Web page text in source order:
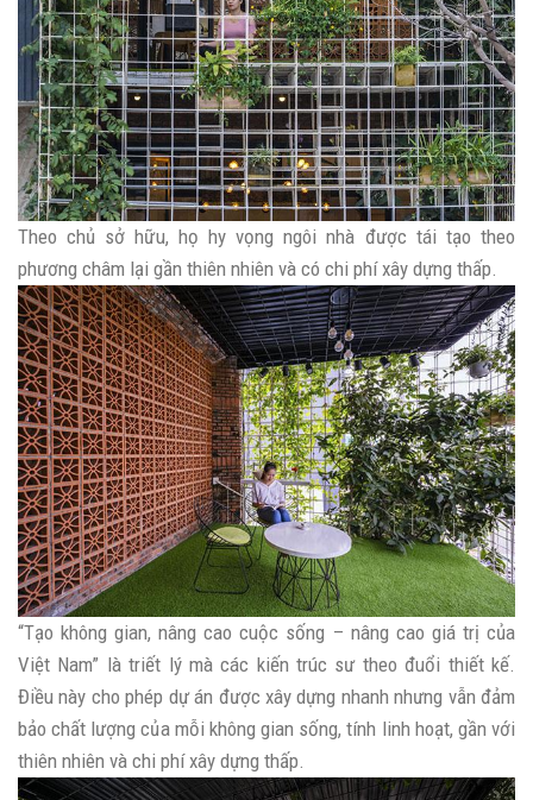
Theo chủ sở hữu, họ hy vọng ngôi nhà được tái tạo theo
phương châm lại gần thiên nhiên và có chi phí xây dựng thấp.
“Tạo không gian, nâng cao cuộc sống – nâng cao giá trị của
Việt Nam” là triết lý mà các kiến trúc sư theo đuổi thiết kế.
Điều này cho phép dự án được xây dựng nhanh nhưng vẫn đảm
bảo chất lượng của mỗi không gian sống, tính linh hoạt, gần với
thiên nhiên và chi phí xây dựng thấp.